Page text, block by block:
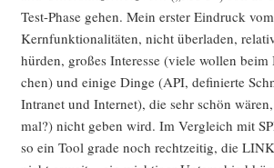
Test-Pha­se gehen. Mein ers­ter Ein­druck
Kern­funk­tio­na­li­tä­ten, nicht über­la­den,
hür­den, gro­ßes Inter­es­se (vie­le wol­len
chen) und eini­ge Din­ge (API, defi­nier­te
Intra­net und Inter­net), die sehr schön
mal?) nicht geben wird. Im Ver­gleich mit
so ein Tool gra­de noch recht­zei­tig, die